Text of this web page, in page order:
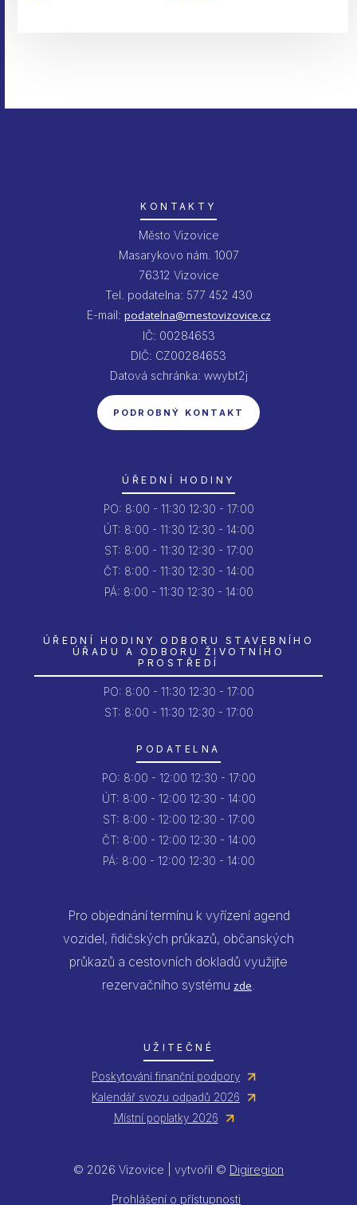
KONTAKTY
Město Vizovice
Masarykovo nám. 1007
76312 Vizovice
Tel. podatelna: 577 452 430
E-mail: podatelna@mestovizovice.cz
IČ: 00284653
DIČ: CZ00284653
Datová schránka: wwybt2j
PODROBNÝ KONTAKT
ÚŘEDNÍ HODINY
PO: 8:00 - 11:30 12:30 - 17:00
ÚT: 8:00 - 11:30 12:30 - 14:00
ST: 8:00 - 11:30 12:30 - 17:00
ČT: 8:00 - 11:30 12:30 - 14:00
PÁ: 8:00 - 11:30 12:30 - 14:00
ÚŘEDNÍ HODINY ODBORU STAVEBNÍHO
ÚŘADU A ODBORU ŽIVOTNÍHO
PROSTŘEDÍ
PO: 8:00 - 11:30 12:30 - 17:00
ST: 8:00 - 11:30 12:30 - 17:00
PODATELNA
PO: 8:00 - 12:00 12:30 - 17:00
ÚT: 8:00 - 12:00 12:30 - 14:00
ST: 8:00 - 12:00 12:30 - 17:00
ČT: 8:00 - 12:00 12:30 - 14:00
PÁ: 8:00 - 12:00 12:30 - 14:00
Pro objednání termínu k vyřízení agend
vozidel, řidičských průkazů, občanských
průkazů a cestovních dokladů využijte
rezervačního systému zde.
UŽITEČNÉ
Poskytování finanční podpory
Kalendář svozu odpadů 2026
Místní poplatky 2026
© 2026 Vizovice | vytvořil © Digiregion
Prohlášení o přístupnosti
web znám nazpaměť.